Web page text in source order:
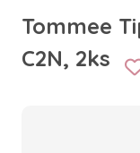
Tommee
C2N, 2ks